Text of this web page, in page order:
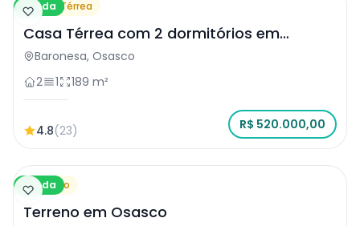
Venda
Casa Térrea
Casa Térrea com 2 dormitórios em
Osasco
Baronesa, Osasco
2
1 189 m²
4.8(23) R$ 520.000,00
Venda
Terreno
Terreno em Osasco